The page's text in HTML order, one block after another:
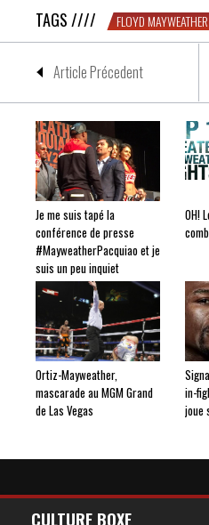
TAGS //// FLOYD MAYWEATHER
Article Précedent
Je me suis tapé la
conférence de presse
#MayweatherPacquiao et je
suis un peu inquiet
OH!
Ortiz-Mayweather,
mascarade au MGM Grand
de Las Vegas
in-
joue
CULTURE BOXE